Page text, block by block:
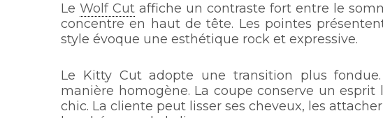
Le Wolf Cut affiche un contraste fort entre le
concentre en haut de tête. Les pointes
style évoque une esthétique rock et expressive.
Le Kitty Cut adopte une transition plus
manière homogène. La coupe conserve un
chic. La cliente peut lisser ses cheveux, les